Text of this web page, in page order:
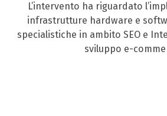
L’intervento ha riguardato
infrastrutture hardware e
specialistiche in ambito SEO e
sviluppo e-